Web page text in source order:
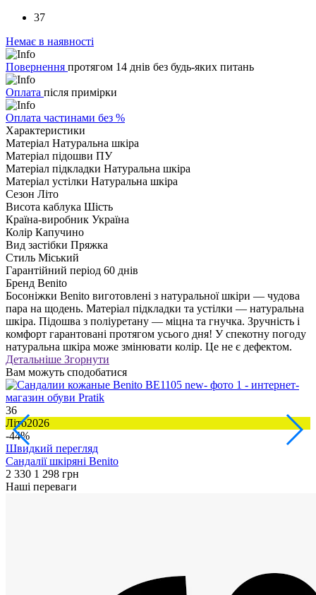
37
Немає в наявності
Повернення протягом 14 днів без будь-яких питань
Оплата після примірки
Оплата частинами без %
Характеристики
Матеріал Натуральна шкіра
Матеріал підошви ПУ
Матеріал підкладки Натуральна шкіра
Матеріал устілки Натуральна шкіра
Сезон Літо
Висота каблука Шість
Країна-виробник Україна
Колір Капучино
Вид застібки Пряжка
Стиль Міський
Гарантійний період 60 днів
Бренд Benito
Босоніжки Benito виготовлені з натуральної шкіри — чудова
пара на щодень. Матеріал підкладки та устілки — натуральна
шкіра. Підошва з поліуретану — міцна та гнучка. Зручність і
комфорт гарантовані протягом усього дня! У спекотну погоду
натуральна шкіра може змінювати колір. Це не є дефектом.
Детальніше Згорнути
Вам можуть сподобатися
36
Літо2026
-44%
Швидкий перегляд
Сандалії шкіряні Benito
2 330 1 298 грн
Наші переваги